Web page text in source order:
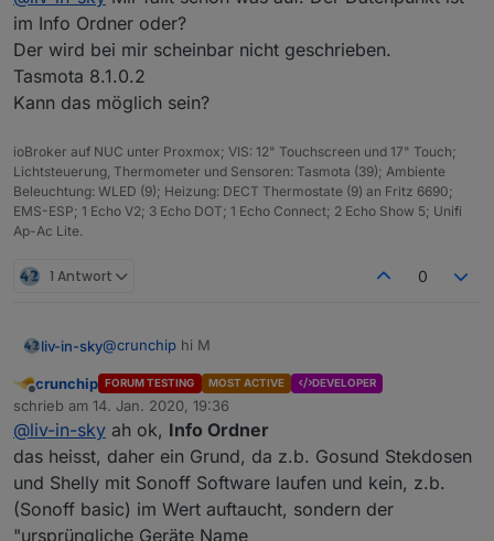
im Info Ordner oder?
Der wird bei mir scheinbar nicht geschrieben.
Tasmota 8.1.0.2
Kann das möglich sein?
ioBroker auf NUC unter Proxmox; VIS: 12" Touchscreen und 17" Touch;
Lichtsteuerung, Thermometer und Sensoren: Tasmota (39); Ambiente
Beleuchtung: WLED (9); Heizung: DECT Thermostate (9) an Fritz 6690;
EMS-ESP; 1 Echo V2; 3 Echo DOT; 1 Echo Connect; 2 Echo Show 5; Unifi
Ap-Ac Lite.
1 Antwort 0
liv-in-sky@crunchip hi M
ich suche ja tester diese erste version ist arg
beschränkt ich habe mittlerweile noch ein paar
dazugenommen -- bei mir haben einige geräte
keinen info ordner und diese zu filternund
darzustellen machte probleme
in dernächsten version sollten dann mehr kommen
habe auch einne zähler eingebaut, der die anzahl
ausgibt
Offline
crunchip FORUM TESTING MOST ACTIVE DEVELOPER
schrieb am 14. Jan. 2020, 19:36
zuletzt editiert von
@liv-in-sky ah ok, Info Ordner
das heisst, daher ein Grund, da z.b. Gosund Stekdosen
und Shelly mit Sonoff Software laufen und kein, z.b.
(Sonoff basic) im Wert auftaucht, sondern der
"ursprüngliche Geräte Name